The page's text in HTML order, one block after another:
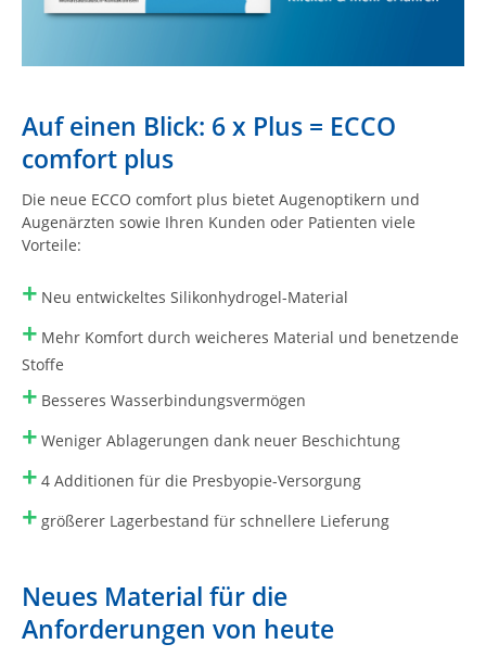
Auf einen Blick: 6 x Plus = ECCO
comfort plus
Die neue ECCO comfort plus bietet Augenoptikern und
Augenärzten sowie Ihren Kunden oder Patienten viele
Vorteile:
+ Neu entwickeltes Silikonhydrogel-Material
+ Mehr Komfort durch weicheres Material und benetzende
Stoffe
+ Besseres Wasserbindungsvermögen
+ Weniger Ablagerungen dank neuer Beschichtung
+ 4 Additionen für die Presbyopie-Versorgung
+ größerer Lagerbestand für schnellere Lieferung
Neues Material für die
Anforderungen von heute